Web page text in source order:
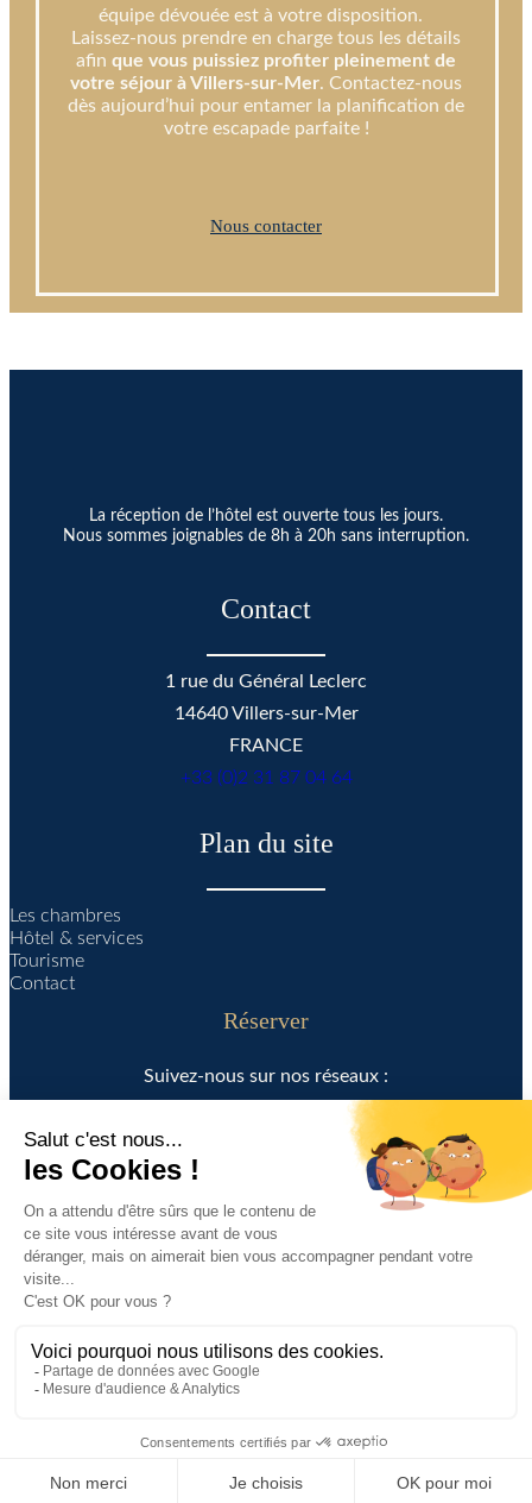
équipe dévouée est à votre disposition.
Laissez-nous prendre en charge tous les détails
afin que vous puissiez profiter pleinement de
votre séjour à Villers-sur-Mer. Contactez-nous
dès aujourd’hui pour entamer la planification de
votre escapade parfaite !
Nous contacter
La réception de l’hôtel est ouverte tous les jours.
Nous sommes joignables de 8h à 20h sans interruption.
Contact
1 rue du Général Leclerc
14640 Villers-sur-Mer
FRANCE
+33 (0)2 31 87 04 64
Plan du site
Les chambres
Hôtel & services
Tourisme
Contact
Réserver
Suivez-nous sur nos réseaux :
Français
Politique de confidentialité
© Conception et développementPixelea